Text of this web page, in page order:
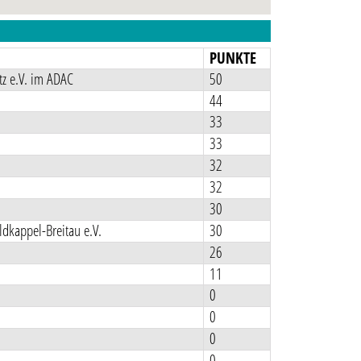
PUNKTE
e.V. im ADAC
50
44
33
33
32
32
30
Breitau e.V.
30
26
11
0
0
0